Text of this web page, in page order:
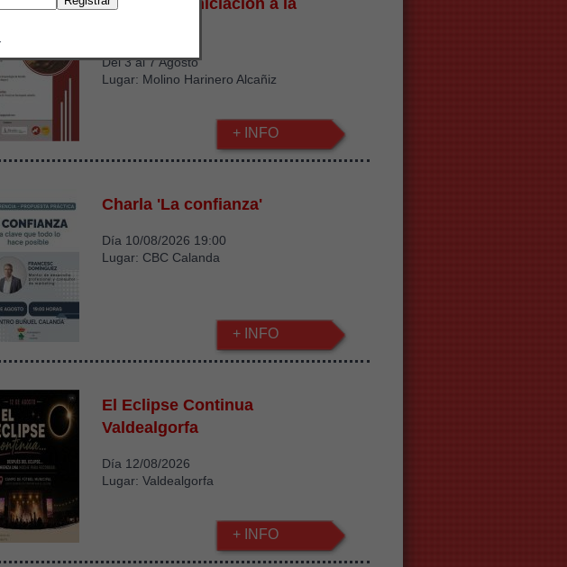
II Curso de Iniciación a la
Del 3 al 7 Agosto
Lugar: Molino Harinero Alcañiz
+ INFO
Charla 'La confianza'
Día 10/08/2026 19:00
Lugar: CBC Calanda
+ INFO
El Eclipse Continua
Valdealgorfa
Día 12/08/2026
Lugar: Valdealgorfa
+ INFO